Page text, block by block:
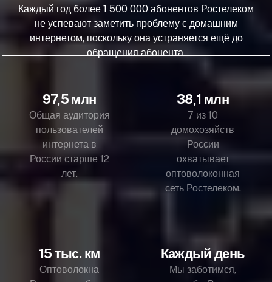
Каждый год более 1 500 000 абонентов Ростелеком
не успевают заметить проблему с домашним
интернетом, поскольку она устраняется ещё до
обращения абонента.
97,5 млн
Общая аудитория
пользователей
интернета в
России старше 12
лет.
38,1 млн
7 из 10
домохозяйств
России
охватывает
оптоволоконная
сеть Ростелеком.
15 тыс. км
Оптоволокна
Каждый день
Мы заботимся,